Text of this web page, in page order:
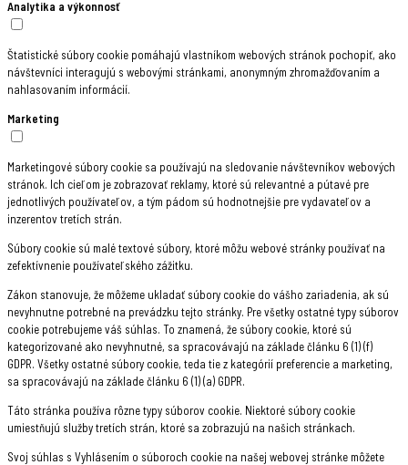
Analytika a výkonnosť
Štatistické súbory cookie pomáhajú vlastníkom webových stránok pochopiť, ako
návštevníci interagujú s webovými stránkami, anonymným zhromažďovaním a
nahlasovaním informácií.
Marketing
Marketingové súbory cookie sa používajú na sledovanie návštevníkov webových
stránok. Ich cieľom je zobrazovať reklamy, ktoré sú relevantné a pútavé pre
jednotlivých používateľov, a tým pádom sú hodnotnejšie pre vydavateľov a
inzerentov tretích strán.
Súbory cookie sú malé textové súbory, ktoré môžu webové stránky používať na
zefektívnenie používateľského zážitku.
Zákon stanovuje, že môžeme ukladať súbory cookie do vášho zariadenia, ak sú
nevyhnutne potrebné na prevádzku tejto stránky. Pre všetky ostatné typy súborov
cookie potrebujeme váš súhlas. To znamená, že súbory cookie, ktoré sú
kategorizované ako nevyhnutné, sa spracovávajú na základe článku 6 (1) (f)
GDPR. Všetky ostatné súbory cookie, teda tie z kategórií preferencie a marketing,
sa spracovávajú na základe článku 6 (1) (a) GDPR.
Táto stránka používa rôzne typy súborov cookie. Niektoré súbory cookie
umiestňujú služby tretích strán, ktoré sa zobrazujú na našich stránkach.
Svoj súhlas s Vyhlásením o súboroch cookie na našej webovej stránke môžete